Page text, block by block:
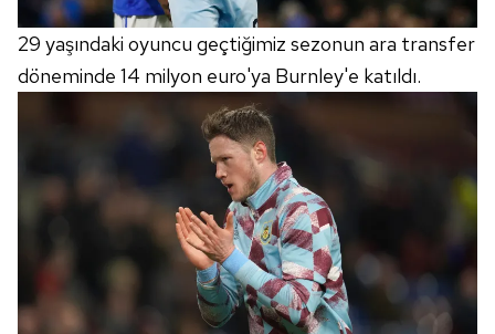
29 yaşındaki oyuncu geçtiğimiz sezonun ara transfer
döneminde 14 milyon euro'ya Burnley'e katıldı.